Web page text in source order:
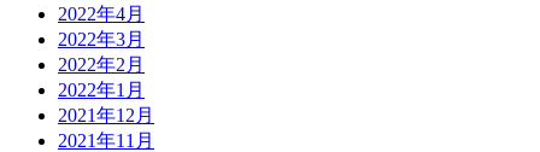
2022年4月
2022年3月
2022年2月
2022年1月
2021年12月
2021年11月